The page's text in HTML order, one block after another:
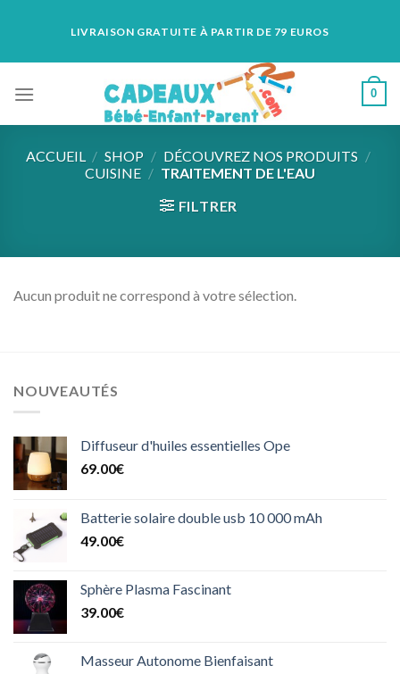
LIVRAISON GRATUITE À PARTIR DE 79 EUROS
0
ACCUEIL / SHOP / DÉCOUVREZ NOS PRODUITS /
CUISINE / TRAITEMENT DE L'EAU
FILTRER
Aucun produit ne correspond à votre sélection.
NOUVEAUTÉS
Diffuseur d'huiles essentielles Ope
69.00€
Batterie solaire double usb 10 000 mAh
49.00€
Sphère Plasma Fascinant
39.00€
Masseur Autonome Bienfaisant